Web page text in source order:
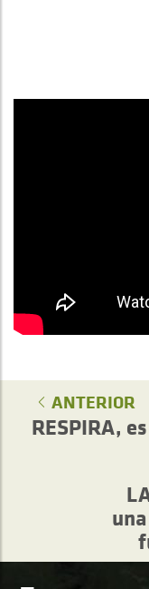
ANTERIOR
RESPIRA,